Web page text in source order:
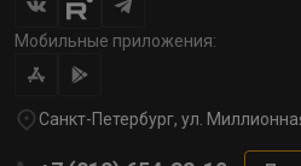
Мобильные приложения:
Санкт-Петербург, ул.